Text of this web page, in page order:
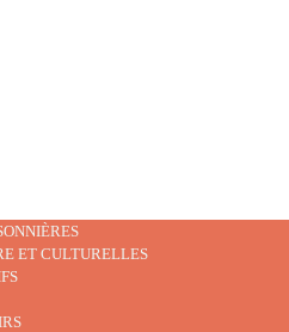
ET CULTURELLES